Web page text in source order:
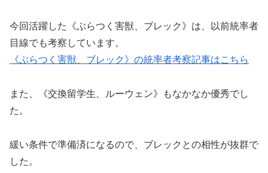
今回活躍した《ぶらつく害獣、ブレック》は、以前統率者
目線でも考察しています。
《ぶらつく害獣、ブレック》の統率者考察記事はこちら
また、《交換留学生、ルーウェン》もなかなか優秀でし
た。
緩い条件で準備済になるので、ブレックとの相性が抜群で
した。